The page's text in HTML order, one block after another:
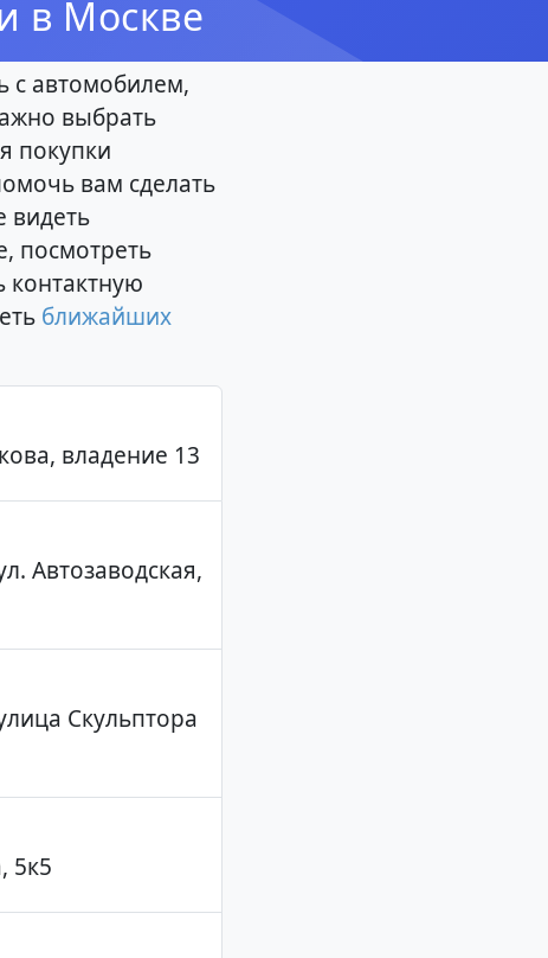
в Москве
с автомобилем,
выбрать
покупки
вам сделать
посмотреть
контактную
ближайших
владение 13
Автозаводская,
Скульптора
5к5